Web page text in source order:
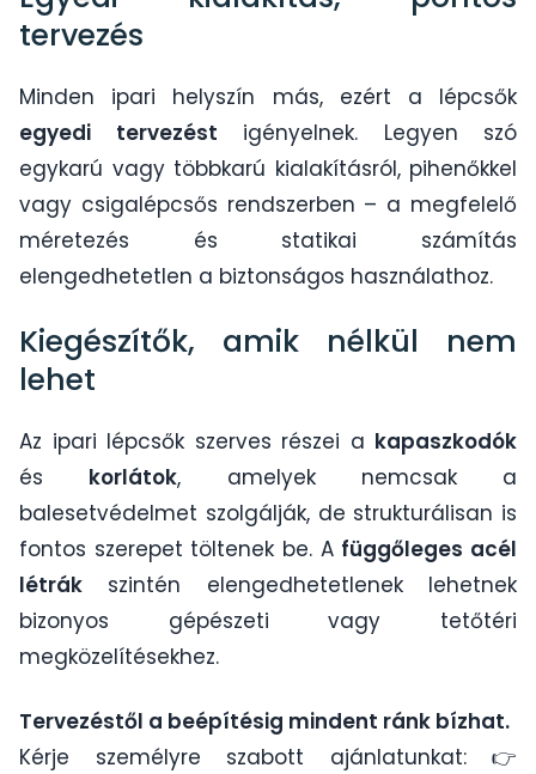
tervezés
Minden ipari helyszín más, ezért a lépcsők
egyedi tervezést igényelnek. Legyen szó
egykarú vagy többkarú kialakításról, pihenőkkel
vagy csigalépcsős rendszerben – a megfelelő
méretezés és statikai számítás
elengedhetetlen a biztonságos használathoz.
Kiegészítők, amik nélkül nem
lehet
Az ipari lépcsők szerves részei a kapaszkodók
és korlátok, amelyek nemcsak a
balesetvédelmet szolgálják, de strukturálisan is
fontos szerepet töltenek be. A függőleges acél
létrák szintén elengedhetetlenek lehetnek
bizonyos gépészeti vagy tetőtéri
megközelítésekhez.
Tervezéstől a beépítésig mindent ránk bízhat.
Kérje személyre szabott ajánlatunkat: 👉